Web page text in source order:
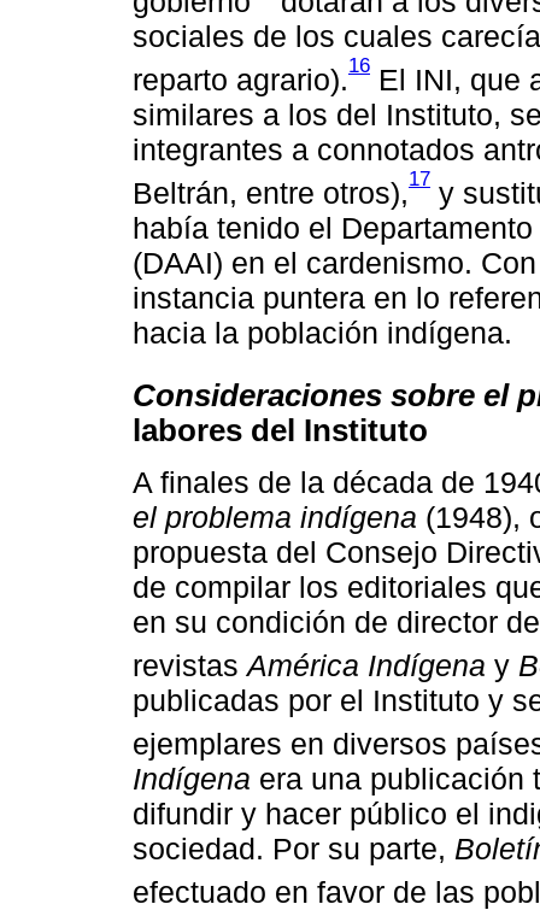
sociales de los cuales
reparto agrario).16 El INI, que
similares a los del Instituto,
integrantes a connotados
Beltrán, entre otros),17 y
había tenido el
(DAAI) en el cardenismo.
instancia puntera en lo
hacia la población indígena.
Consideraciones sobre el
labores del Instituto
A finales de la década de
el problema indígena (1948),
propuesta del Consejo
de compilar los editoriales
en su condición de director
revistasAmérica Indígena y
publicadas por el Instituto y
ejemplares en diversos
Indígena era una publicación
difundir y hacer público el
sociedad. Por su parte,
efectuado en favor de las